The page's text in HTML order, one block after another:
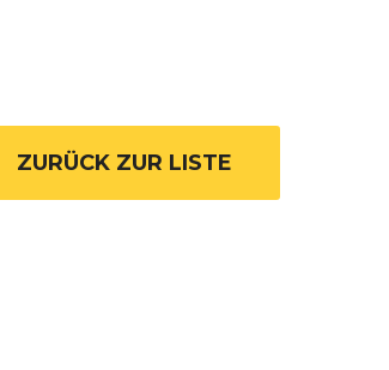
ZURÜCK ZUR LISTE